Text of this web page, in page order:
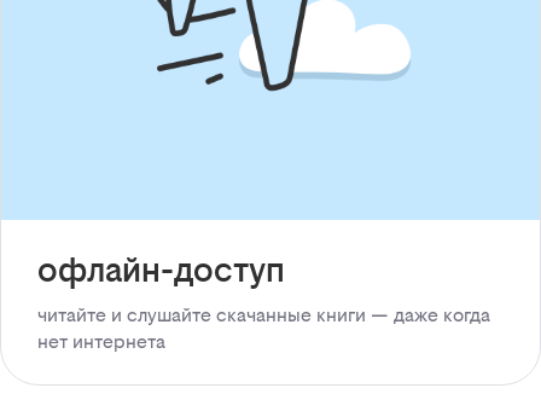
офлайн-доступ
читайте и слушайте скачанные книги — даже когда
нет интернета